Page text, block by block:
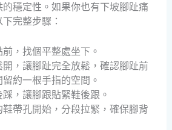
穩定性。如果你也有下坡腳趾痛
完整步驟：
，找個平整處坐下。
，讓腳趾完全放鬆，確認腳趾前
約一根手指的空間。
，讓腳跟貼緊鞋後跟。
帶孔開始，分段拉緊，確保腳背